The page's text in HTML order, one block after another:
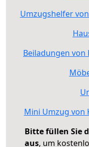
Umzugshelfer
Beiladungen
Mini Umzug von
Bitte füllen Sie
aus, um